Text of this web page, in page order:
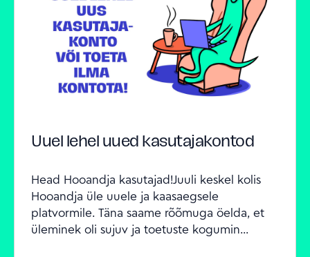
Uuel lehel uued kasutajakontod
Head Hooandja kasutajad!Juuli keskel kolis
Hooandja üle uuele ja kaasaegsele
platvormile. Täna saame rõõmuga öelda, et
üleminek oli sujuv ja toetuste kogumin...